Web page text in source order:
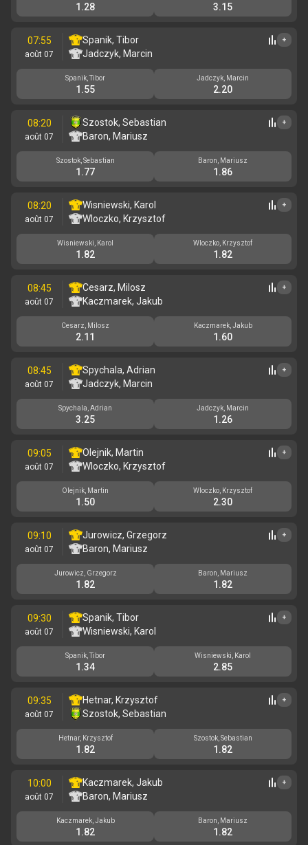
1.28 3.15
07:55
août 07
Spanik, Tibor
Jadczyk, Marcin
+
Spanik, Tibor
1.55
Jadczyk, Marcin
2.20
08:20
août 07
Szostok, Sebastian
Baron, Mariusz
+
Szostok, Sebastian
1.77
Baron, Mariusz
1.86
08:20
août 07
Wisniewski, Karol
Wloczko, Krzysztof
+
Wisniewski, Karol
1.82
Wloczko, Krzysztof
1.82
08:45
août 07
Cesarz, Milosz
Kaczmarek, Jakub
+
Cesarz, Milosz
2.11
Kaczmarek, Jakub
1.60
08:45
août 07
Spychala, Adrian
Jadczyk, Marcin
+
Spychala, Adrian
3.25
Jadczyk, Marcin
1.26
09:05
août 07
Olejnik, Martin
Wloczko, Krzysztof
+
Olejnik, Martin
1.50
Wloczko, Krzysztof
2.30
09:10
août 07
Jurowicz, Grzegorz
Baron, Mariusz
+
Jurowicz, Grzegorz
1.82
Baron, Mariusz
1.82
09:30
août 07
Spanik, Tibor
Wisniewski, Karol
+
Spanik, Tibor
1.34
Wisniewski, Karol
2.85
09:35
août 07
Hetnar, Krzysztof
Szostok, Sebastian
+
Hetnar, Krzysztof
1.82
Szostok, Sebastian
1.82
10:00
août 07
Kaczmarek, Jakub
Baron, Mariusz
+
Kaczmarek, Jakub
1.82
Baron, Mariusz
1.82